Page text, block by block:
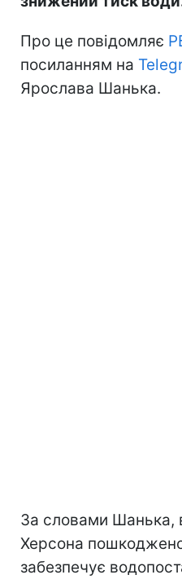
Про це повідомляє
посиланням на
Ярослава Шанька.
За словами Шанька,
Херсона пошкоджено
забезпечує